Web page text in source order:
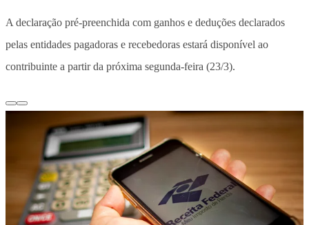
A declaração pré-preenchida com ganhos e deduções declarados
pelas entidades pagadoras e recebedoras estará disponível ao
contribuinte a partir da próxima segunda-feira (23/3).